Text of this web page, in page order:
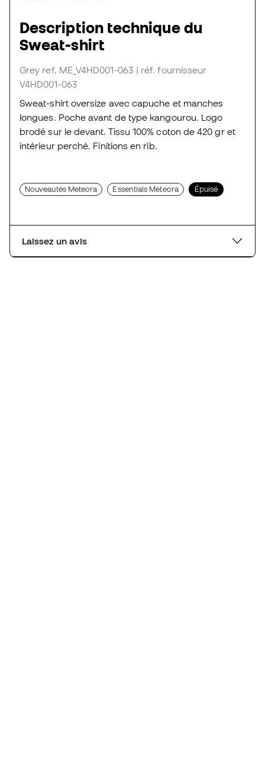
Description technique du
Sweat-shirt
Grey ref. ME_V4HD001-063 | réf. fournisseur
V4HD001-063
Sweat-shirt oversize avec capuche et manches
longues. Poche avant de type kangourou. Logo
brodé sur le devant. Tissu 100% coton de 420 gr et
intérieur perché. Finitions en rib.
Nouveautés Meteora Essentials Meteora Épuisé
Laissez un avis